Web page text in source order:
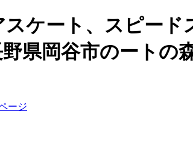
スケート、スピー
県岡谷市のートの森
ージ